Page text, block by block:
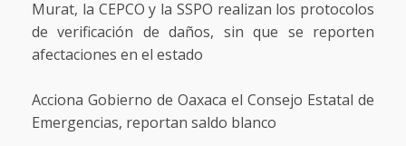
Murat, la CEPCO y la SSPO realizan los protocolos
de verificación de daños, sin que se reporten
afectaciones en el estado
Acciona Gobierno de Oaxaca el Consejo Estatal de
Emergencias, reportan saldo blanco